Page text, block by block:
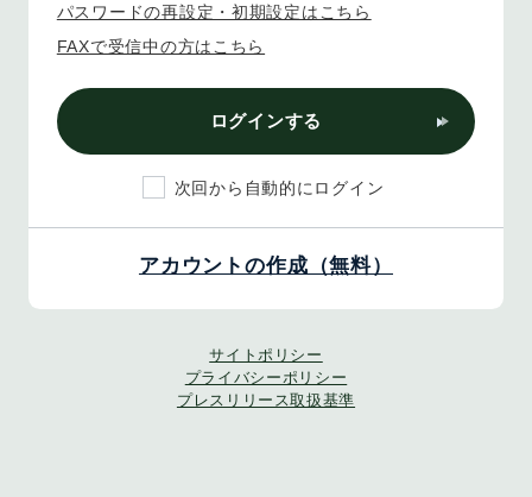
パスワードの再設定・初期設定はこちら
FAXで受信中の方はこちら
ログインする
次回から自動的にログイン
アカウントの作成（無料）
サイトポリシー
プライバシーポリシー
プレスリリース取扱基準